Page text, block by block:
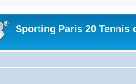
Sporting Paris 20 Tennis